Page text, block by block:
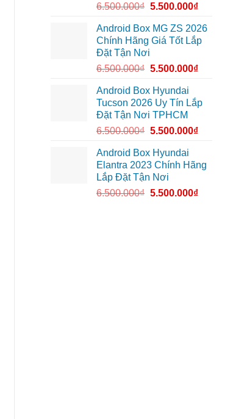
hơn6.500.000₫ 5.500.000₫
Android Box MG ZS 2026
Chính Hãng Giá Tốt Lắp
Đặt Tận Nơi
6.500.000₫ 5.500.000₫
Android Box Hyundai
Tucson 2026 Uy Tín Lắp
Đặt Tận Nơi TPHCM
6.500.000₫ 5.500.000₫
Android Box Hyundai
Elantra 2023 Chính Hãng
Lắp Đặt Tận Nơi
6.500.000₫ 5.500.000₫